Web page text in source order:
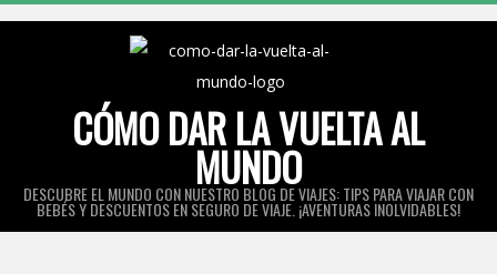
CÓMO DAR LA VUELTA AL
MUNDO
DESCUBRE EL MUNDO CON NUESTRO BLOG DE VIAJES: TIPS PARA VIAJAR CON
BEBÉS Y DESCUENTOS EN SEGURO DE VIAJE. ¡AVENTURAS INOLVIDABLES!